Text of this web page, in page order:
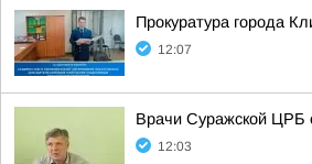
Прокуратура города
12:07
Врачи Суражской ЦРБ
12:03